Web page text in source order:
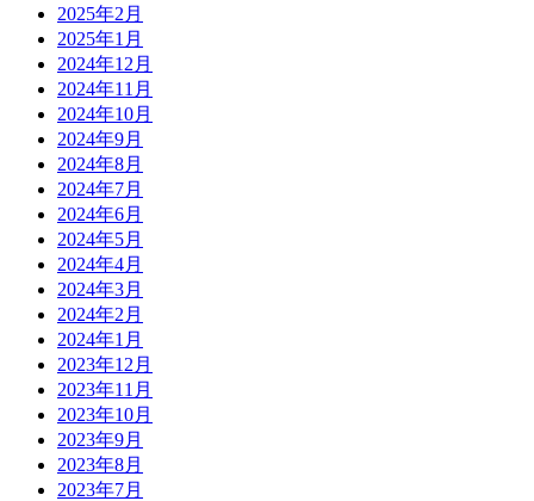
2025年2月
2025年1月
2024年12月
2024年11月
2024年10月
2024年9月
2024年8月
2024年7月
2024年6月
2024年5月
2024年4月
2024年3月
2024年2月
2024年1月
2023年12月
2023年11月
2023年10月
2023年9月
2023年8月
2023年7月